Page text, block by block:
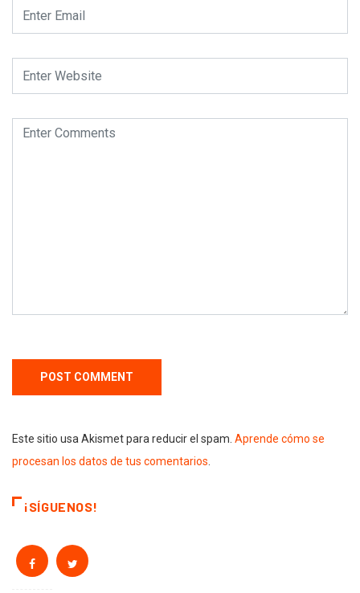
Este sitio usa Akismet para reducir el spam. Aprende cómo se
procesan los datos de tus comentarios
¡SÍGUENOS!